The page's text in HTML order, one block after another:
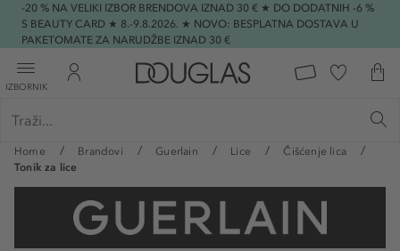
-20 % NA VELIKI IZBOR BRENDOVA IZNAD 30 € ★ DO DODATNIH -6 %
S BEAUTY CARD ★ 8.-9.8.2026. ★ NOVO: BESPLATNA DOSTAVA U
PAKETOMATE ZA NARUDŽBE IZNAD 30 €
IZBORNIK
Home Brandovi Guerlain Lice
Čišćenje lica
Tonik za lice